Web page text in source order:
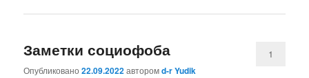
Заметки социофоба
Опубликовано22.09.2022авторомd-r Yudik
1